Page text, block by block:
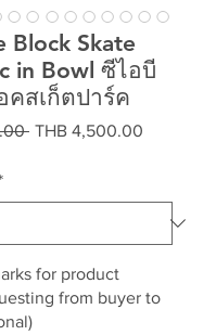
Block Skate
in Bowl ซีไอบี
คสเก็ตปาร์ค
Regular
THB 4,500.00
for product
from buyer to